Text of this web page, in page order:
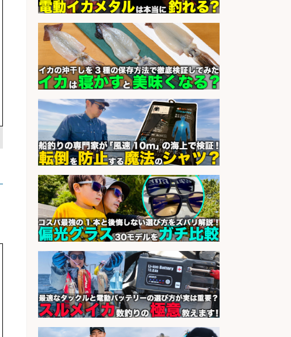
sponsored by 求人ボックス
日払いOKで即日収入/キッチンスタ
ッフ/「神戸市灘区」お魚の加工や
お刺身の盛り付け/王子公園駅徒歩4
分のスーパー/未経験歓迎のシフト
制日勤/自転車・バイク通勤OK
会社名
パーソルファクトリーパートナ
ーズ株式会社
sponsored by 求人ボックス
その他/「神戸市灘区」 自転車/王子
公園駅徒歩4分のスーパーでお魚の
加工やお刺身の盛り付け/日払いOK/
未経験歓迎のシフト制日勤&バイク
通勤OK
会社名
パーソルファクトリーパートナ
ーズ株式会社
sponsored by 求人ボックス